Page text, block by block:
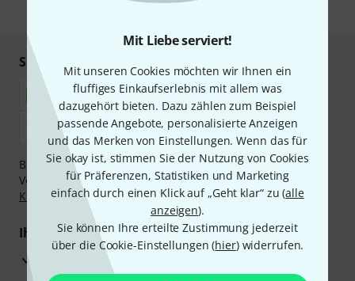
Mit Liebe serviert!
Mit unseren Cookies möchten wir Ihnen ein
fluffiges Einkaufserlebnis mit allem was
dazugehört bieten. Dazu zählen zum Beispiel
passende Angebote, personalisierte Anzeigen
und das Merken von Einstellungen. Wenn das für
Sie okay ist, stimmen Sie der Nutzung von Cookies
für Präferenzen, Statistiken und Marketing
einfach durch einen Klick auf „Geht klar“ zu (alle
anzeigen).
Sie können Ihre erteilte Zustimmung jederzeit
über die Cookie-Einstellungen (hier) widerrufen.
* Pflichtfeld
Sicher einkaufen & bezahlen
Bezahlen Sie vertraulich und sicher per Nachnahme,
Vorkasse, PayPal, Amazon Pay,Klarna Sofort bezahlen
Klarna Ratenzahlungoder Kreditkarte.
Ihre Vorteile
3 Jahre Thomann Garantie